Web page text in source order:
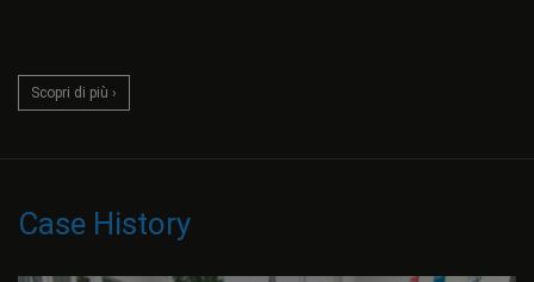
Scopri di più ›
Case History